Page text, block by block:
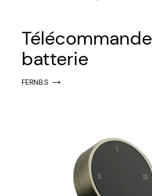
Télécommande
batterie
FERNB.S